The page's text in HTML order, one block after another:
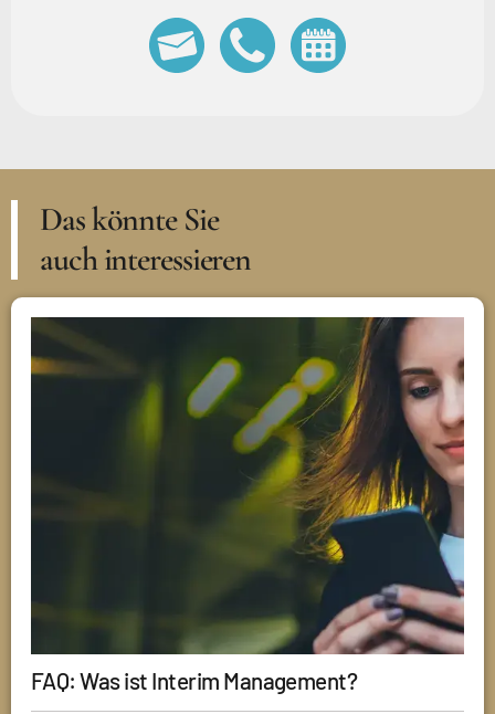
Das könnte Sie
auch interessieren
FAQ: Was ist Interim Management?